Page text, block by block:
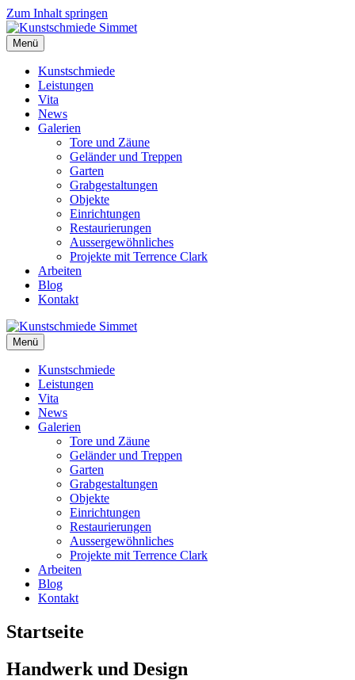
Zum Inhalt springen
Menü
Kunstschmiede
Leistungen
Vita
News
Galerien
Tore und Zäune
Geländer und Treppen
Garten
Grabgestaltungen
Objekte
Einrichtungen
Restaurierungen
Aussergewöhnliches
Projekte mit Terrence Clark
Arbeiten
Blog
Kontakt
Menü
Kunstschmiede
Leistungen
Vita
News
Galerien
Tore und Zäune
Geländer und Treppen
Garten
Grabgestaltungen
Objekte
Einrichtungen
Restaurierungen
Aussergewöhnliches
Projekte mit Terrence Clark
Arbeiten
Blog
Kontakt
Startseite
Handwerk und Design